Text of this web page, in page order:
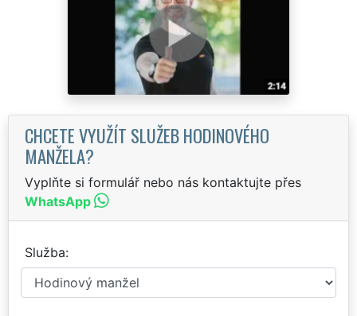
CHCETE VYUŽÍT SLUŽEB HODINOVÉHO
MANŽELA?
Vyplňte si formulář nebo nás kontaktujte přes
WhatsApp
Služba